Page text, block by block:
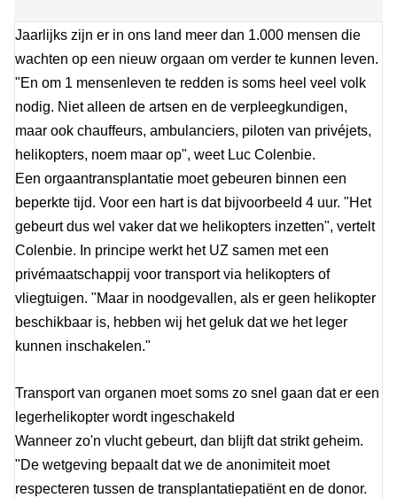
Jaarlijks zijn er in ons land meer dan 1.000 mensen die
wachten op een nieuw orgaan om verder te kunnen leven.
"En om 1 mensenleven te redden is soms heel veel volk
nodig. Niet alleen de artsen en de verpleegkundigen,
maar ook chauffeurs, ambulanciers, piloten van privéjets,
helikopters, noem maar op", weet Luc Colenbie.
Een orgaantransplantatie moet gebeuren binnen een
beperkte tijd. Voor een hart is dat bijvoorbeeld 4 uur. "Het
gebeurt dus wel vaker dat we helikopters inzetten", vertelt
Colenbie. In principe werkt het UZ samen met een
privémaatschappij voor transport via helikopters of
vliegtuigen. "Maar in noodgevallen, als er geen helikopter
beschikbaar is, hebben wij het geluk dat we het leger
kunnen inschakelen."
Transport van organen moet soms zo snel gaan dat er een
legerhelikopter wordt ingeschakeld
Wanneer zo'n vlucht gebeurt, dan blijft dat strikt geheim.
"De wetgeving bepaalt dat we de anonimiteit moet
respecteren tussen de transplantatiepatiënt en de donor.